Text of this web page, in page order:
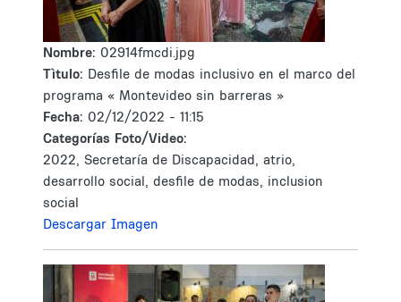
Nombre: 02914fmcdi.jpg
Tìtulo: Desfile de modas inclusivo en el marco del
programa « Montevideo sin barreras »
Fecha: 02/12/2022 - 11:15
Categorías Foto/Video:
2022, Secretaría de Discapacidad, atrio,
desarrollo social, desfile de modas, inclusion
social
Descargar Imagen